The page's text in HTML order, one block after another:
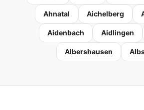
Ahnatal Aichelberg
Aidenbach Aidlingen
Albershausen